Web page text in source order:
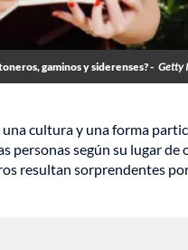
gaminos y siderenses? - Getty
cultura y una forma
personas según su lugar de
resultan sorprendentes